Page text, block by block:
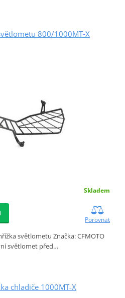
800/1000MT‑X
Skladem
Porovnat
světlometu Značka: CFMOTO
světlomet před…
chladiče 1000MT-X